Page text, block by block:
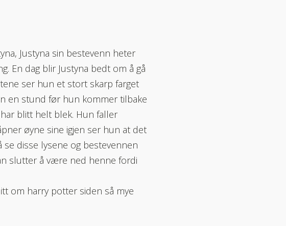
Justyna sin bestevenn heter
En dag blir Justyna bedt om å gå
ser hun et stort skarp farget
en stund før hun kommer tilbake
blitt helt blek. Hun faller
øyne sine igjen ser hun at det
disse lysene og bestevennen
slutter å være ned henne fordi
om harry potter siden så mye